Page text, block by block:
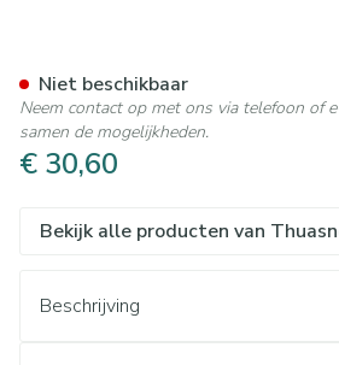
€ 30,60
Niet beschikbaar
Neem contact op met ons via telefoon of
samen de mogelijkheden.
Bekijk alle producten van
Beschrijving